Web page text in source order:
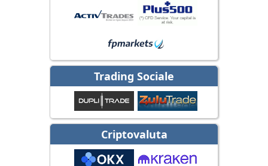
Trading Sociale
Criptovaluta